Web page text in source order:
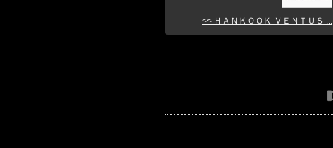
<< ＨＡＮＫＯＯＫ ＶＥＮＴＵＳ ...